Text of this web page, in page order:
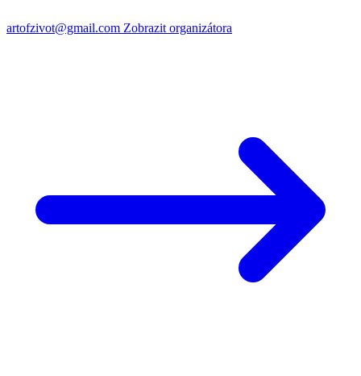
artofzivot@gmail.com Zobrazit organizátora